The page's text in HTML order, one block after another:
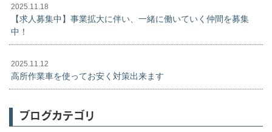
2025.11.18
【求人募集中】事業拡大に伴い、一緒に働いていく仲間を募集
中！
2025.11.12
高所作業車を使ってお安く対策出来ます
ブログカテゴリ